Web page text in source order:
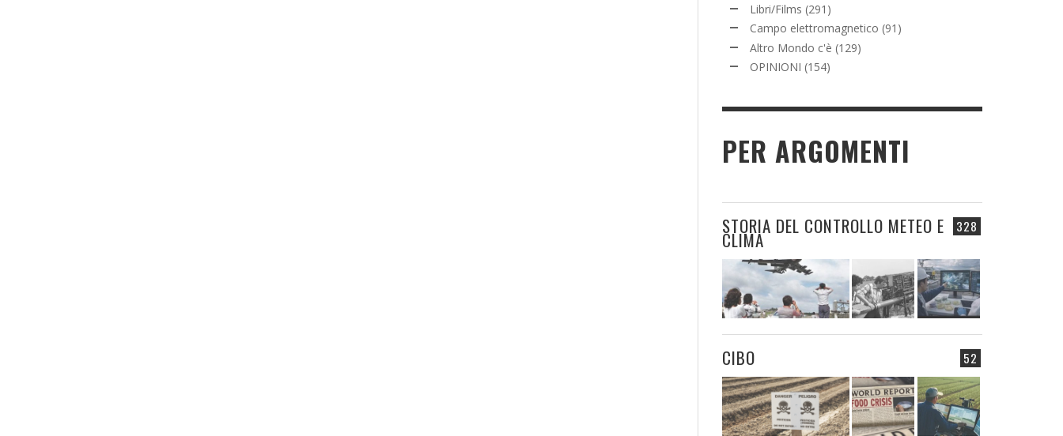
Libri/Films (291)
Campo elettromagnetico (91)
Altro Mondo c'è (129)
OPINIONI (154)
PER ARGOMENTI
328
STORIA DEL CONTROLLO METEO E
CLIMA
52
CIBO